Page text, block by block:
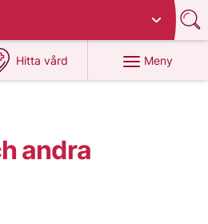
Hitta vård
på 1177.se
Meny
andra